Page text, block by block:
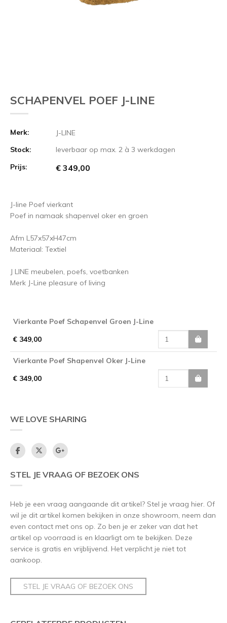
SCHAPENVEL POEF J-LINE
Merk:
J-LINE
Stock:
leverbaar op max. 2 à 3 werkdagen
Prijs:
€ 349,00
J-line Poef vierkant
Poef in namaak shapenvel oker en groen
Afm L57x57xH47cm
Materiaal: Textiel
J LINE meubelen, poefs, voetbanken
Merk J-Line pleasure of living
Vierkante Poef Schapenvel Groen J-Line
€ 349,00
Vierkante Poef Shapenvel Oker J-Line
€ 349,00
WE LOVE SHARING
STEL JE VRAAG OF BEZOEK ONS
Heb je een vraag aangaande dit artikel? Stel je vraag hier. Of
wil je dit artikel komen bekijken in onze showroom, neem dan
even contact met ons op. Zo ben je er zeker van dat het
artikel op voorraad is en klaarligt om te bekijken. Deze
service is gratis en vrijblijvend. Het verplicht je niet tot
aankoop.
STEL JE VRAAG OF BEZOEK ONS